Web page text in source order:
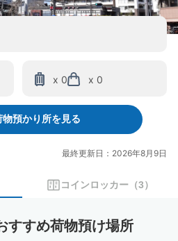
x 0 x 0
物預かり所を見る
最終更新日：2026年8月9日
コインロッカー （3）
すすめ荷物預け場所